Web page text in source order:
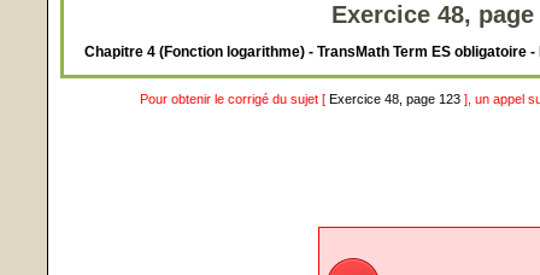
Exercice 48, page
Chapitre 4 (Fonction logarithme) - TransMath Term ES obligatoire
Pour obtenir le corrigé du sujet [ Exercice 48, page 123 ], un appel